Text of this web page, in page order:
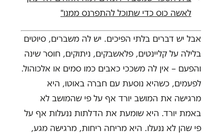
לאשה כוס כדי שתוכל להתפרנס ממנו"
אבל יש דברים בלתי הפיכים. יש לה משברים, סיוטים
בלילה על קליינטים, פלאשבקים, ניתוקים, חוסר שינה
והפעם – אין לה משככי כאבים כמו סמים או אלכוהול.
לפעמים, כשהיא נוסעת עם חברה באוטו, היא
מרגישה את המושב יורד אף על פי שהמושב לא
באמת יורד. היא שומעת את הדלתות ננעלות אף על
פי שהן לא ננעלו. היא מריחה ריחות, מרגישה מגע,